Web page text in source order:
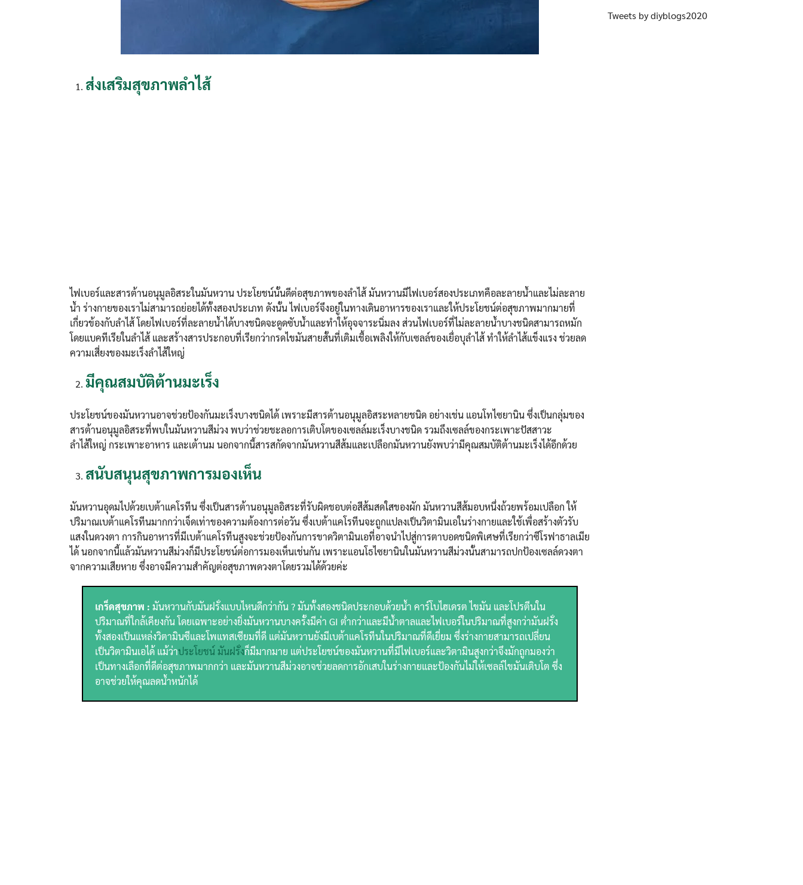
Search
ส่งเสริมสุขภาพลำไส้
ไฟเบอร์และสารต้านอนุมูลอิสระในมันหวาน ประโยชน์นั้นดีต่อสุขภาพของลำไส้ มันหวานมีไฟเบอร์สองประเภทคือละลายน้ำและไม่ละลาย
น้ำ ร่างกายของเราไม่สามารถย่อยได้ทั้งสองประเภท ดังนั้น ไฟเบอร์จึงอยู่ในทางเดินอาหารของเราและให้ประโยชน์ต่อสุขภาพมากมายที่
เกี่ยวข้องกับลำไส้ โดยไฟเบอร์ที่ละลายน้ำได้บางชนิดจะดูดซับน้ำและทำให้อุจจาระนิ่มลง ส่วนไฟเบอร์ที่ไม่ละลายน้ำบางชนิดสามารถหมัก
โดยแบคทีเรียในลำไส้ และสร้างสารประกอบที่เรียกว่ากรดไขมันสายสั้นที่เติมเชื้อเพลิงให้กับเซลล์ของเยื่อบุลำไส้ ทำให้ลำไส้แข็งแรง ช่วยลด
ความเสี่ยงของมะเร็งลำไส้ใหญ่
มีคุณสมบัติต้านมะเร็ง
ประโยชน์ของมันหวานอาจช่วยป้องกันมะเร็งบางชนิดได้ เพราะมีสารต้านอนุมูลอิสระหลายชนิด อย่างเช่น แอนโทไซยานิน ซึ่งเป็นกลุ่มของ
สารต้านอนุมูลอิสระที่พบในมันหวานสีม่วง พบว่าช่วยชะลอการเติบโตของเซลล์มะเร็งบางชนิด รวมถึงเซลล์ของกระเพาะปัสสาวะ
ลำไส้ใหญ่ กระเพาะอาหาร และเต้านม นอกจากนี้สารสกัดจากมันหวานสีส้มและเปลือกมันหวานยังพบว่ามีคุณสมบัติต้านมะเร็งได้อีกด้วย
สนับสนุนสุขภาพการมองเห็น
มันหวานอุดมไปด้วยเบต้าแคโรทีน ซึ่งเป็นสารต้านอนุมูลอิสระที่รับผิดชอบต่อสีส้มสดใสของผัก มันหวานสีส้มอบหนึ่งถ้วยพร้อมเปลือก ให้
ปริมาณเบต้าแคโรทีนมากกว่าเจ็ดเท่าของความต้องการต่อวัน ซึ่งเบต้าแคโรทีนจะถูกแปลงเป็นวิตามินเอในร่างกายและใช้เพื่อสร้างตัวรับ
แสงในดวงตา การกินอาหารที่มีเบต้าแคโรทีนสูงจะช่วยป้องกันการขาดวิตามินเอที่อาจนำไปสู่การตาบอดชนิดพิเศษที่เรียกว่าซีโรฟาธาลเมีย
ได้ นอกจากนี้แล้วมันหวานสีม่วงก็มีประโยชน์ต่อการมองเห็นเช่นกัน เพราะแอนโธไซยานินในมันหวานสีม่วงนั้นสามารถปกป้องเซลล์ดวงตา
จากความเสียหาย ซึ่งอาจมีความสำคัญต่อสุขภาพดวงตาโดยรวมได้ด้วยค่ะ
เกร็ดสุขภาพ : มันหวานกับมันฝรั่งแบบไหนดีกว่ากัน ? มันทั้งสองชนิดประกอบด้วยน้ำ คาร์โบไฮเดรต ไขมัน และโปรตีนใน
ปริมาณที่ใกล้เคียงกัน โดยเฉพาะอย่างยิ่งมันหวานบางครั้งมีค่า GI ต่ำกว่าและมีน้ำตาลและไฟเบอร์ในปริมาณที่สูงกว่ามันฝรั่ง
ทั้งสองเป็นแหล่งวิตามินซีและโพแทสเซียมที่ดี แต่มันหวานยังมีเบต้าแคโรทีนในปริมาณที่ดีเยี่ยม ซึ่งร่างกายสามารถเปลี่ยน
เป็นวิตามินเอได้ แม้ว่าประโยชน์ มันฝรั่งก็มีมากมาย แต่ประโยชน์ของมันหวานที่มีไฟเบอร์และวิตามินสูงกว่าจึงมักถูกมองว่า
เป็นทางเลือกที่ดีต่อสุขภาพมากกว่า และมันหวานสีม่วงอาจช่วยลดการอักเสบในร่างกายและป้องกันไม่ให้เซลล์ไขมันเติบโต ซึ่ง
อาจช่วยให้คุณลดน้ำหนักได้
Tweets by diyblogs2020